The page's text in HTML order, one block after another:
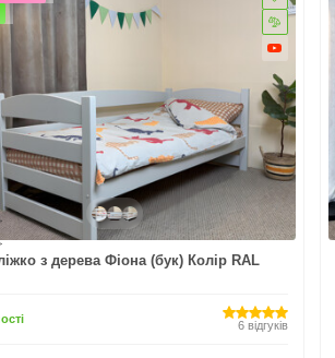
з дерева Фіона (бук) Колір RAL
6 відгуків